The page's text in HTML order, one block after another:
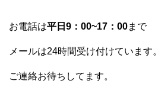
お電話は平日9：00~17：00まで
メールは24時間受け付けています。
ご連絡お待ちしてます。